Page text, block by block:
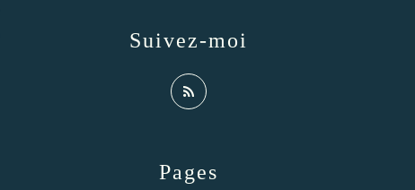
Pages
Suivez-moi